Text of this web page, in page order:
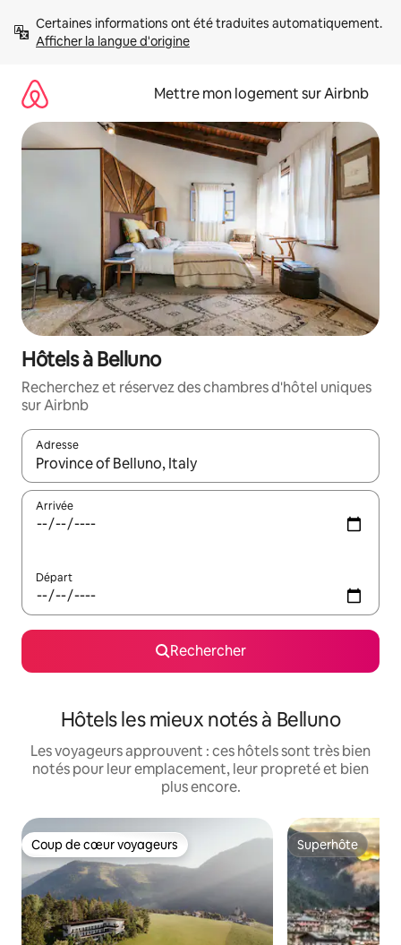
directement
Afficher la langue d'origine
Mettre mon logement sur Airbnb
Hôtels à Belluno
Recherchez et réservez des chambres d'hôtel uniques
sur Airbnb
Adresse
Lorsque les résultats s'affichent, utilisez les flèches vers le
Arrivée
Départ
Rechercher
Hôtels les mieux notés à Belluno
Les voyageurs approuvent : ces hôtels sont très bien
notés pour leur emplacement, leur propreté et bien
plus encore.
Coup de cœur voyageurs
Coup de cœur voyageurs Superhôte
Superhôte